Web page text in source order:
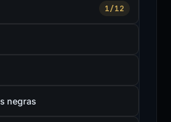
1/12
negras